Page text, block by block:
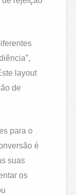
layout
de
para o
é
suas
os